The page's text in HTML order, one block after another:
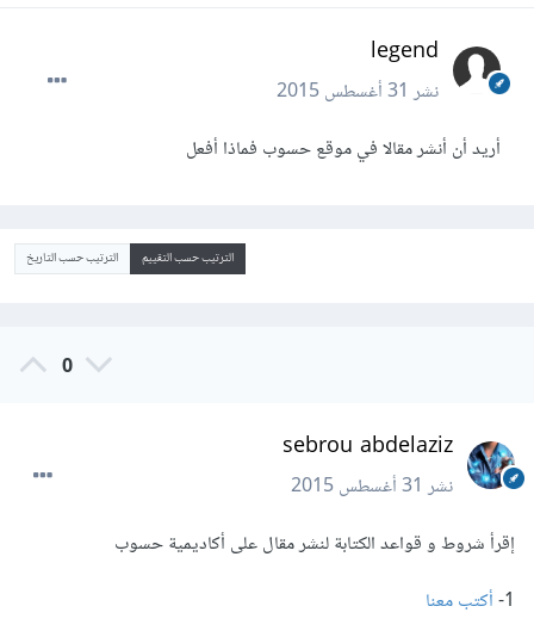
legend
نشر31 أغسطس 2015
أريد أن أنشر مقالا في موقع حسوب فماذا أفعل
الترتيب حسب التقييم الترتيب حسب التاريخ
0
sebrou abdelaziz
نشر31 أغسطس 2015
إقرأ شروط و قواعد الكتابة لنشر مقال على أكاديمية حسوب
1- أكتب معنا